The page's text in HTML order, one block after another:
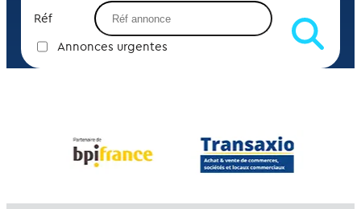
Réf
Annonces urgentes